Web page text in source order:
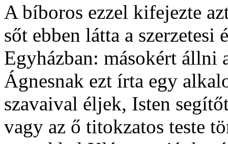
A bíboros ezzel kifejezte
sőt ebben látta a szerzetesi
Egyházban: másokért állni
Ágnesnak ezt írta egy
szavaival éljek, Isten
vagy az ő titokzatos teste